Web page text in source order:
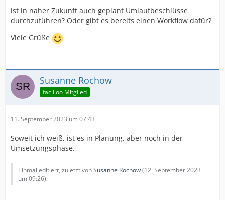
ist in naher Zukunft auch geplant Umlaufbeschlüsse
durchzuführen? Oder gibt es bereits einen Workflow dafür?
Viele Grüße
Susanne Rochow
facilioo Mitglied
11. September 2023 um 07:43
Soweit ich weiß, ist es in Planung, aber noch in der
Umsetzungsphase.
Einmal editiert, zuletzt vonSusanne Rochow(12. September 2023
um 09:26)